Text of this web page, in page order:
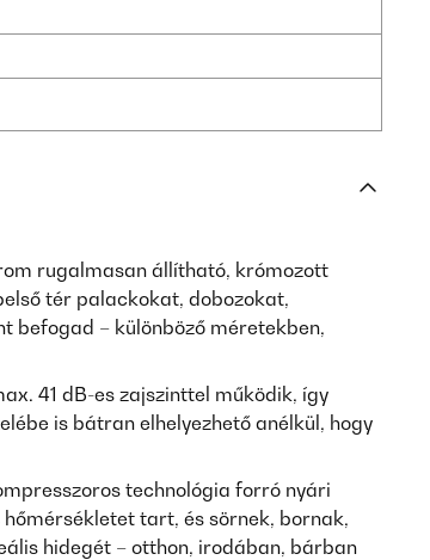
rugalmasan állítható, krómozott
tér palackokat, dobozokat,
befogad – különböző méretekben,
41 dB-es zajszinttel működik, így
is bátran elhelyezhető anélkül, hogy
technológia forró nyári
tart, és sörnek, bornak,
hidegét – otthon, irodában, bárban